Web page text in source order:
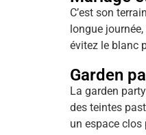
C’est son
longue
évitez le blanc
Garden
La garden
des teintes
un espace clos